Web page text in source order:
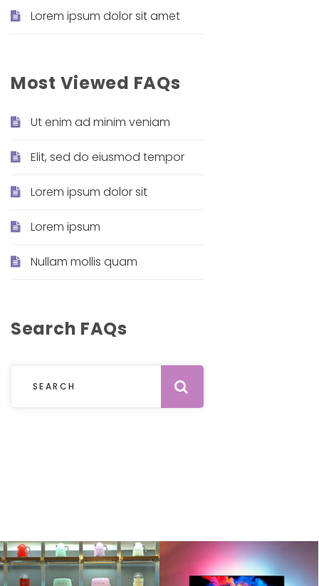
Lorem ipsum dolor sit amet
Most Viewed FAQs
Ut enim ad minim veniam
Elit, sed do eiusmod tempor
Lorem ipsum dolor sit
Lorem ipsum
Nullam mollis quam
Search FAQs